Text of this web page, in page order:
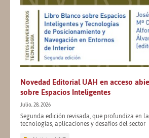
Novedad Editorial UAH en acceso
sobre Espacios Inteligentes
Julio, 28, 2026
Segunda edición revisada, que profundiza en
tecnologías, aplicaciones y desafíos del sector